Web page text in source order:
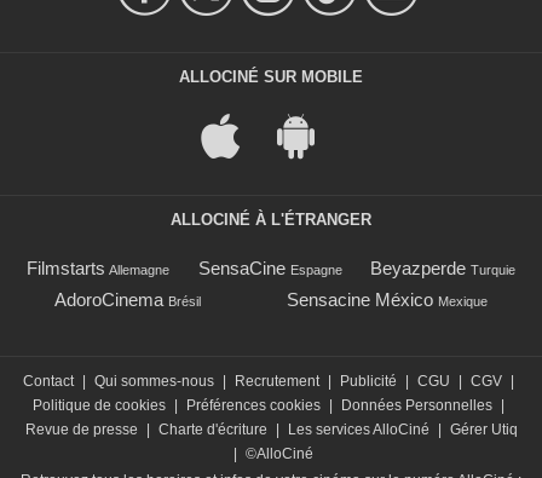
ALLOCINÉ SUR MOBILE
ALLOCINÉ À L'ÉTRANGER
Filmstarts Allemagne SensaCine Espagne Beyazperde Turquie
AdoroCinema Brésil Sensacine México Mexique
Contact Qui sommes-nous Recrutement Publicité CGU CGV
Politique de cookies
Préférences cookies Données Personnelles
Revue de presse
Charte d'écriture Les services AlloCiné
Gérer Utiq
©AlloCiné